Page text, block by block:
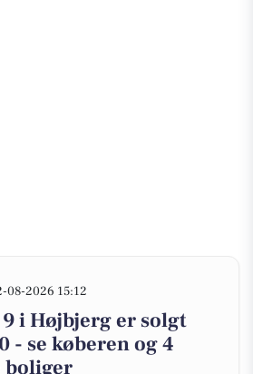
08-2026 15:12
i Højbjerg er solgt
- se køberen og 4
boliger